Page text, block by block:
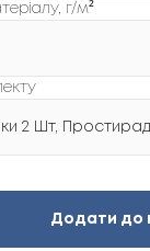
г/м²
2 Шт,
Додати до